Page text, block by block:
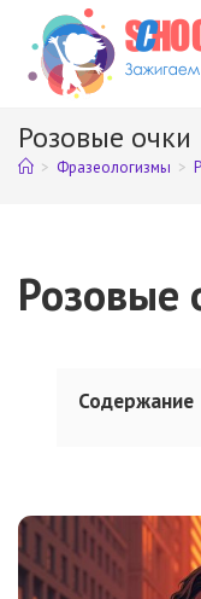
Перейти
содержимому
Розовые очки
> Фразеологизмы >
Розовые
Содержание